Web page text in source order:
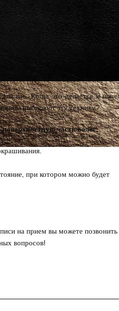
вас. Когда это делается и
выбирают эту технику?
часть волос:
при котором можно будет
на прием вы можете позвонить
вопросов!